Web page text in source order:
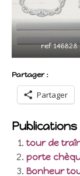
ref 146828
Partager :
Partager
Publications
tour de
porte
Bonheur